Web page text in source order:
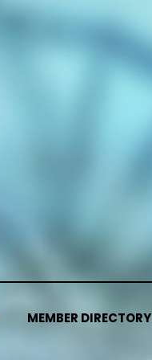
MEMBER DIRECTORY